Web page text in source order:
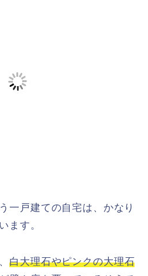
一戸建ての自宅は、かなり
ます。
白大理石やピンクの大理石